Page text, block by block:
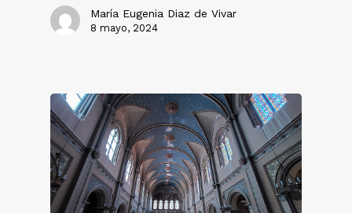
María Eugenia Diaz de Vivar
8 mayo, 2024